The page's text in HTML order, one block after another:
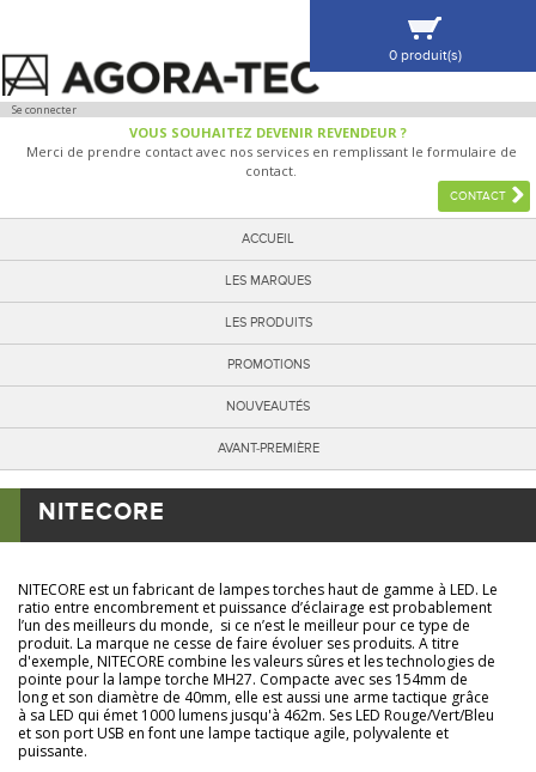
Se connecter
VOUS SOUHAITEZ DEVENIR REVENDEUR ?
Merci de prendre contact avec nos services en remplissant le formulaire de
contact.
CONTACT
ACCUEIL
LES MARQUES
LES PRODUITS
PROMOTIONS
NOUVEAUTÉS
AVANT-PREMIÈRE
0 produit(s)
VOIR MA SÉLECTION
NITECORE
NITECORE est un fabricant de lampes torches haut de gamme à LED. Le
ratio entre encombrement et puissance d’éclairage est probablement
l’un des meilleurs du monde, si ce n’est le meilleur pour ce type de
produit. La marque ne cesse de faire évoluer ses produits. A titre
d'exemple, NITECORE combine les valeurs sûres et les technologies de
pointe pour la lampe torche MH27. Compacte avec ses 154mm de
long et son diamètre de 40mm, elle est aussi une arme tactique grâce
à sa LED qui émet 1000 lumens jusqu'à 462m. Ses LED Rouge/Vert/Bleu
et son port USB en font une lampe tactique agile, polyvalente et
puissante.